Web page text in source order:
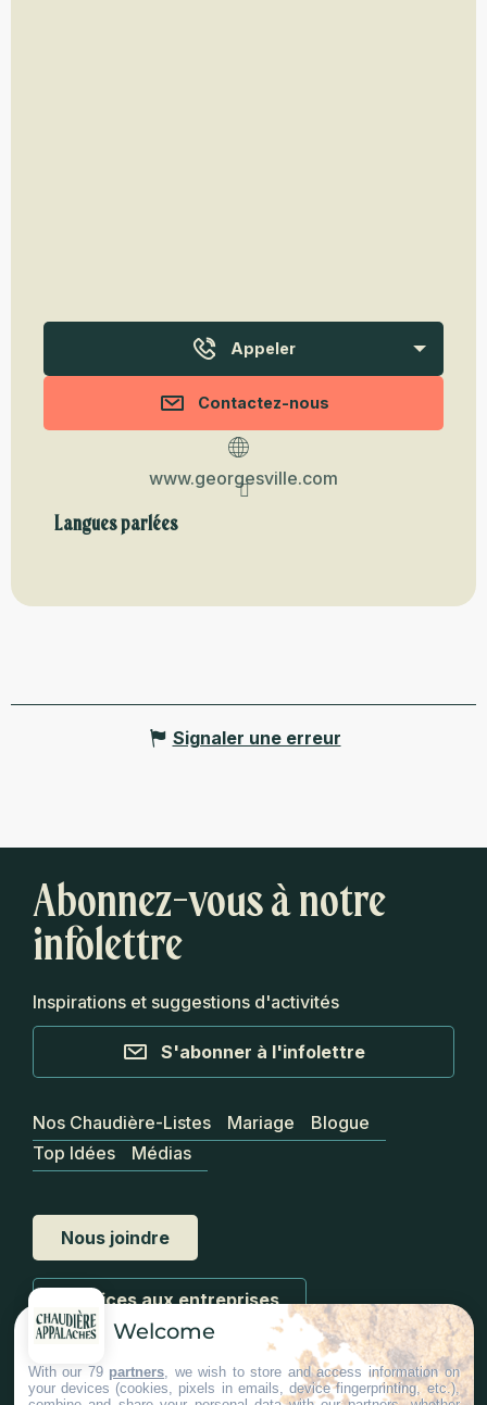
Appeler
Contactez-nous
www.georgesville.com
Langues parlées
Langues parlées
Signaler une erreur
Abonnez-vous à notre
infolettre
Inspirations et suggestions d'activités
S'abonner à l'infolettre
Nous joindre
Services aux entreprises
Nos Chaudière-Listes Mariage
Blogue
Top Idées
Médias
Welcome
With our 79 partners , we wish to store and access information on
your devices (cookies, pixels in emails, device fingerprinting, etc.),